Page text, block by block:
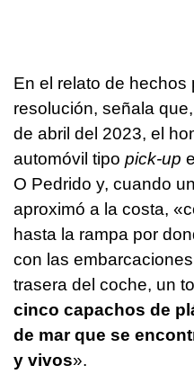
En el relato de hechos
resolución, señala
de abril del 2023, el
automóvil tipo pick-up
O Pedrido y, cuando
aproximó a la costa,
hasta la rampa por
con las
trasera del coche, un
cinco capachos de
de mar que se
y vivos».